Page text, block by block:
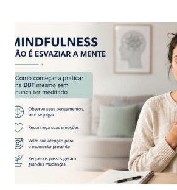
A
DBT
ENSINA
(E
COMO
CADA
UMA
MUDA
SEU
DIA